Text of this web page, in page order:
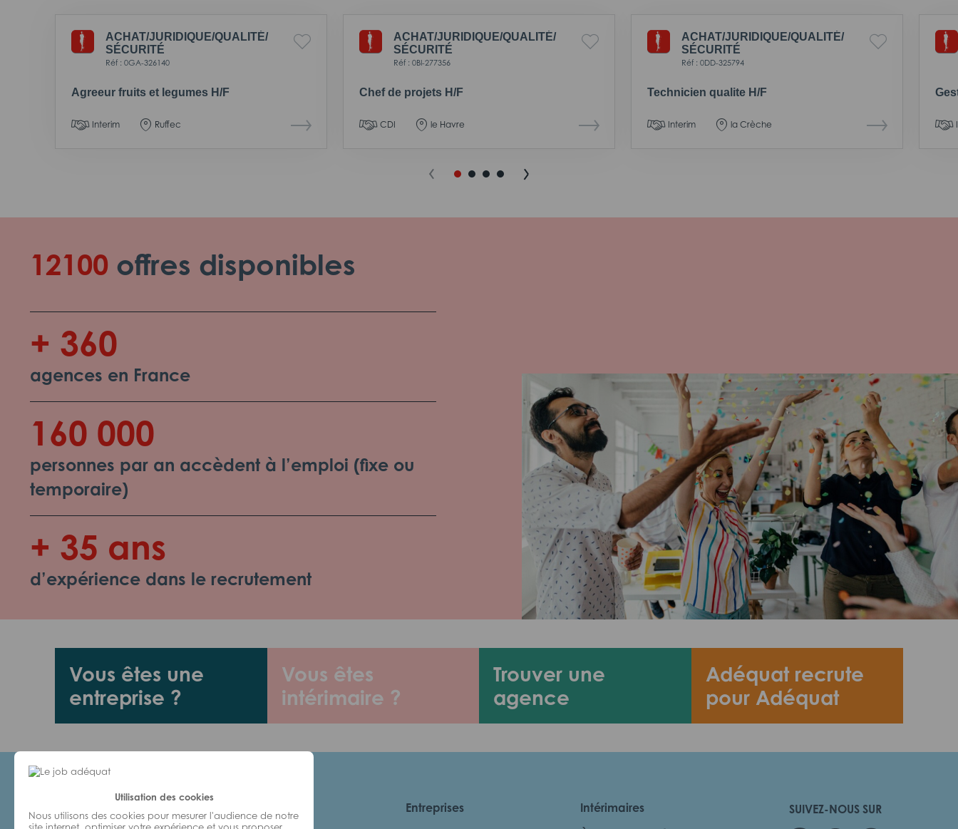
Utilisation des cookies
Nous utilisons des cookies pour mesurer l'audience de notre
ACHAT/JURIDIQUE/QUALITÉ/
SÉCURITÉ
Réf : 0GA-326140
Agreeur fruits et legumes H/F
Interim Ruffec
ACHAT/JURIDIQUE/QUALITÉ/
SÉCURITÉ
Réf : 0BI-277356
Chef de projets H/F
CDI le Havre
ACHAT/JURIDIQUE/QUALITÉ/
SÉCURITÉ
Réf : 0DD-325794
Technicien qualite H/F
Interim la Crèche
12100 offres disponibles
+ 360
agences en France
160 000
personnes par an accèdent à l’emploi (fixe ou
temporaire)
+ 35 ans
d’expérience dans le recrutement
Vous êtes une
entreprise ?
Vous êtes
intérimaire ?
Trouver une
agence
Adéquat recrute
pour Adéquat
SUIVEZ-NOUS SUR
Entreprises
Intérimaires